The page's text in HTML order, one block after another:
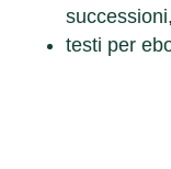
testi per